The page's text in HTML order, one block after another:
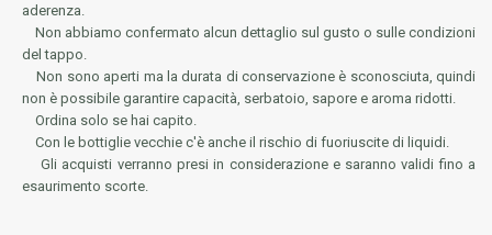
aderenza.
Non abbiamo confermato alcun dettaglio sul gusto o sulle condizioni
del tappo.
Non sono aperti ma la durata di conservazione è sconosciuta, quindi
non è possibile garantire capacità, serbatoio, sapore e aroma ridotti.
Ordina solo se hai capito.
Con le bottiglie vecchie c'è anche il rischio di fuoriuscite di liquidi.
Gli acquisti verranno presi in considerazione e saranno validi fino a
esaurimento scorte.